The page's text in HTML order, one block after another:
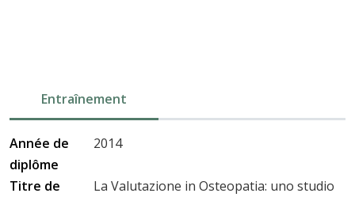
Entraînement
Année de
diplôme
2014
Titre de
La Valutazione in Osteopatia: uno studio